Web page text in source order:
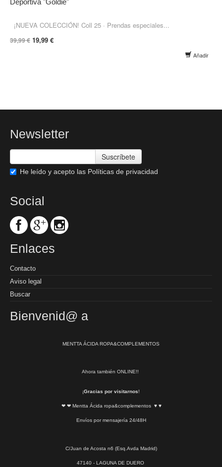
¡NUEVA COLECCIÓN! Coll 25 · Prendas especiales...
39,99 € 19,99 €
Añadir
Newsletter
Suscríbete
He leído y acepto las Políticas de privacidad
Social
Enlaces
Contacto
Aviso legal
Buscar
Bienvenid@ a
MENTTA ÁCIDA ROPA&COMPLEMENTOS
Ahora también ONLINE!!
¡Gracias por visitarnos!
❤ ❤ Mentta Ácida ropa&complementos ♥ ♥
Envíos por mensajería 24/48H
C/Juan de Acosta n6 (Esq.Avda Madrid)
47140 - LAGUNA DE DUERO